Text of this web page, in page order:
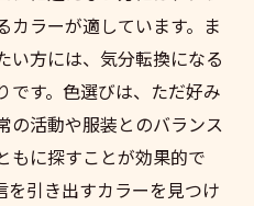
カラーが適しています。ま
い方には、気分転換になる
です。色選びは、ただ好み
の活動や服装とのバランス
もに探すことが効果的で
を引き出すカラーを見つけ